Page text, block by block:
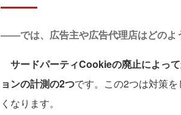
――では、広告主や広告代理店はどのよ
サードパーティCookieの廃止によっ
ョンの計測の2つです。この2つは対策
くなります。